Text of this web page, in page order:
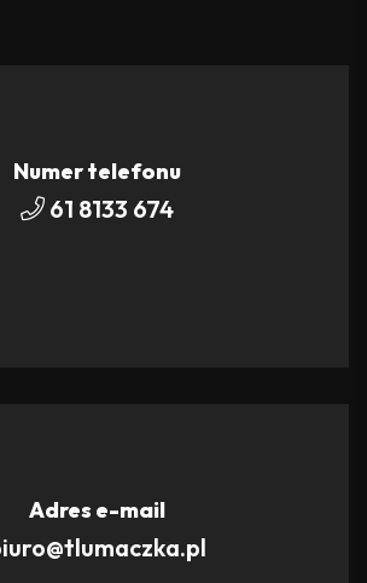
Numer telefonu
61 8133 674
Adres e-mail